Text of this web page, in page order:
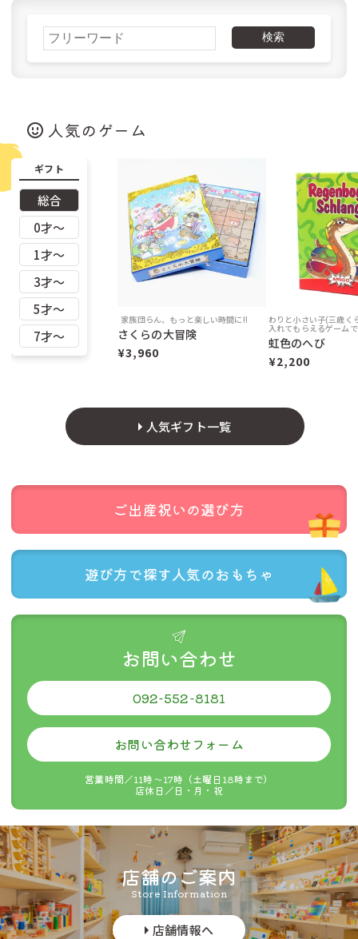
北海道以外 990円 無料
北海道 1,430円 715円
ご購入金額 税込22,000円未満 税込22,000円以上
日本全国
商品ページにクリックポスト配送対応商品と記載がある商品のみ
が対象です。（
対応商品一覧はこちらをご覧ください。）
クリックポスト配送ができない商品とご一緒の注文の場合は、ク
郵便受けに投函されますので、着時間の指定はできません。
追跡機能はありますが、運送中の事故の場合補償はありません。
公式には投函から概ね翌々日までに配達すると記載されています
が、4〜5日かかった例もお聞きします。
商品数が多い場合など、対応商品であってもクリックポストでお
ご購入金額 お買い上げ金額に関係なく
全ての地域 330円
検索
人気のゲーム
ギフト
総合
0才〜
1才〜
3才〜
5才〜
7才〜
家族団らん、もっと楽しい時間に!!
さくらの大冒険
¥3,960
わりと小さい子(三歳く
入れてもらえるゲーム
虹色のへび
¥2,200
人気ギフト一覧
ご出産祝いの選び方
遊び方で探す人気のおもちゃ
お問い合わせ
092-552-8181
お問い合わせフォーム
営業時間／11時〜17時（土曜日18時まで）
店休日／日・月・祝
店舗のご案内
Store Information
店舗情報へ